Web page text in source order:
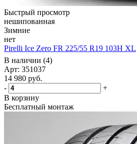
Быстрый просмотр
нешипованная
Зимние
нет
Pirelli Ice Zero FR 225/55 R19 103H XL
В наличии (4)
Арт: 351037
14 980 руб.
-
+
В корзину
Бесплатный монтаж